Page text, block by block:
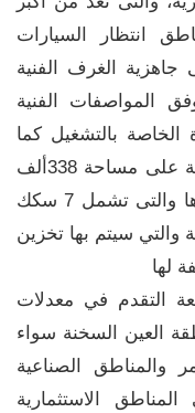
السيارات
الغرف الفنية
المواصفات الفنية
الخاصة بالتشغيل كما
تم تفقد ورشة القطار السريع المقامة على مساحة 338ألف
متر مسطح الجاري الانتهاء من تنفيذها والتى تشمل 7 سكك
و5 مباني فنية والتي سيتم بها تخزين
التقدم في معدلات
العين السخنة سواء
والمناطق الصناعية
الاستثمارية